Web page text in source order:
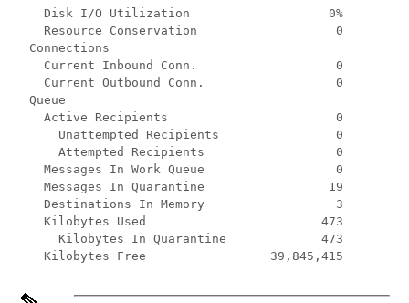
    Disk I/O Utilization                   0%
    Resource Conservation                   0
  Connections
    Current Inbound Conn.                   0
    Current Outbound Conn.                  0
  Queue
    Active Recipients                       0
      Unattempted Recipients                0
      Attempted Recipients                  0
    Messages In Work Queue                  0
    Messages In Quarantine                 19
    Destinations In Memory                  3
    Kilobytes Used                        473
      Kilobytes In Quarantine             473
    Kilobytes Free                 39,845,415